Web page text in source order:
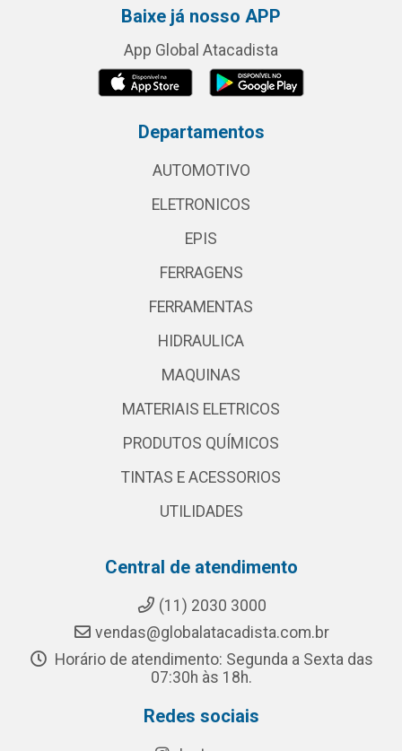
Baixe já nosso APP
App Global Atacadista
Departamentos
AUTOMOTIVO
ELETRONICOS
EPIS
FERRAGENS
FERRAMENTAS
HIDRAULICA
MAQUINAS
MATERIAIS ELETRICOS
PRODUTOS QUÍMICOS
TINTAS E ACESSORIOS
UTILIDADES
Central de atendimento
(11) 2030 3000
vendas@globalatacadista.com.br
Horário de atendimento: Segunda a Sexta das
07:30h às 18h.
Redes sociais